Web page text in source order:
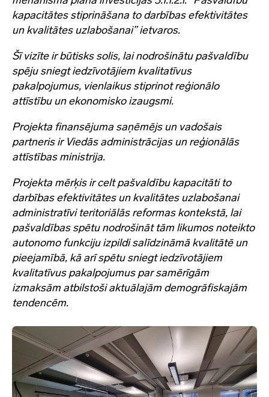
kapacitātes stiprināšana to darbības efektivitātes
un kvalitātes uzlabošanai” ietvaros.
Šī vizīte ir būtisks solis, lai nodrošinātu pašvaldību
spēju sniegt iedzīvotājiem kvalitatīvus
pakalpojumus, vienlaikus stiprinot reģionālo
attīstību un ekonomisko izaugsmi.
Projekta finansējuma saņēmējs un vadošais
partneris ir Viedās administrācijas un reģionālās
attīstības ministrija.
Projekta mērķis ir celt pašvaldību kapacitāti to
darbības efektivitātes un kvalitātes uzlabošanai
administratīvi teritoriālās reformas kontekstā, lai
pašvaldības spētu nodrošināt tām likumos noteikto
autonomo funkciju izpildi salīdzināmā kvalitātē un
pieejamībā, kā arī spētu sniegt iedzīvotājiem
kvalitatīvus pakalpojumus par samērīgām
izmaksām atbilstoši aktuālajām demogrāfiskajām
tendencēm.